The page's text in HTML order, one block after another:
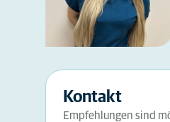
Kontakt
Empfehlungen sind